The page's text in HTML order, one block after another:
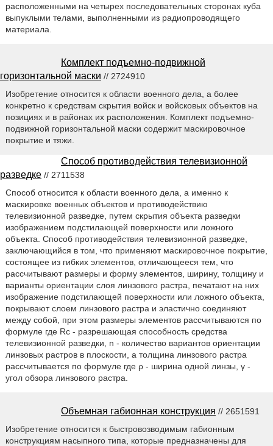
расположенными на четырех последовательных сторонах куба
выпуклыми телами, выполненными из радиопроводящего
материала.
Комплект подъемно-подвижной
горизонтальной маски // 2724910
Изобретение относится к области военного дела, а более
конкретно к средствам скрытия войск и войсковых объектов на
позициях и в районах их расположения. Комплект подъемно-
подвижной горизонтальной маски содержит маскировочное
покрытие и тяжи.
Способ противодействия телевизионной
разведке // 2711538
Способ относится к области военного дела, а именно к
маскировке военных объектов и противодействию
телевизионной разведке, путем скрытия объекта разведки
изображением подстилающей поверхности или ложного
объекта. Способ противодействия телевизионной разведке,
заключающийся в том, что применяют маскировочное покрытие,
состоящее из гибких элементов, отличающееся тем, что
рассчитывают размеры и форму элементов, ширину, толщину и
варианты ориентации слоя линзового растра, печатают на них
изображение подстилающей поверхности или ложного объекта,
покрывают слоем линзового растра и эластично соединяют
между собой, при этом размеры элементов рассчитываются по
формуле где Rc - разрешающая способность средства
телевизионной разведки, n - количество вариантов ориентации
линзовых растров в плоскости, а толщина линзового растра
рассчитывается по формуле где ρ - ширина одной линзы, γ -
угол обзора линзового растра.
Объемная габионная конструкция // 2651591
Изобретение относится к быстровозводимым габионным
конструкциям насыпного типа, которые предназначены для